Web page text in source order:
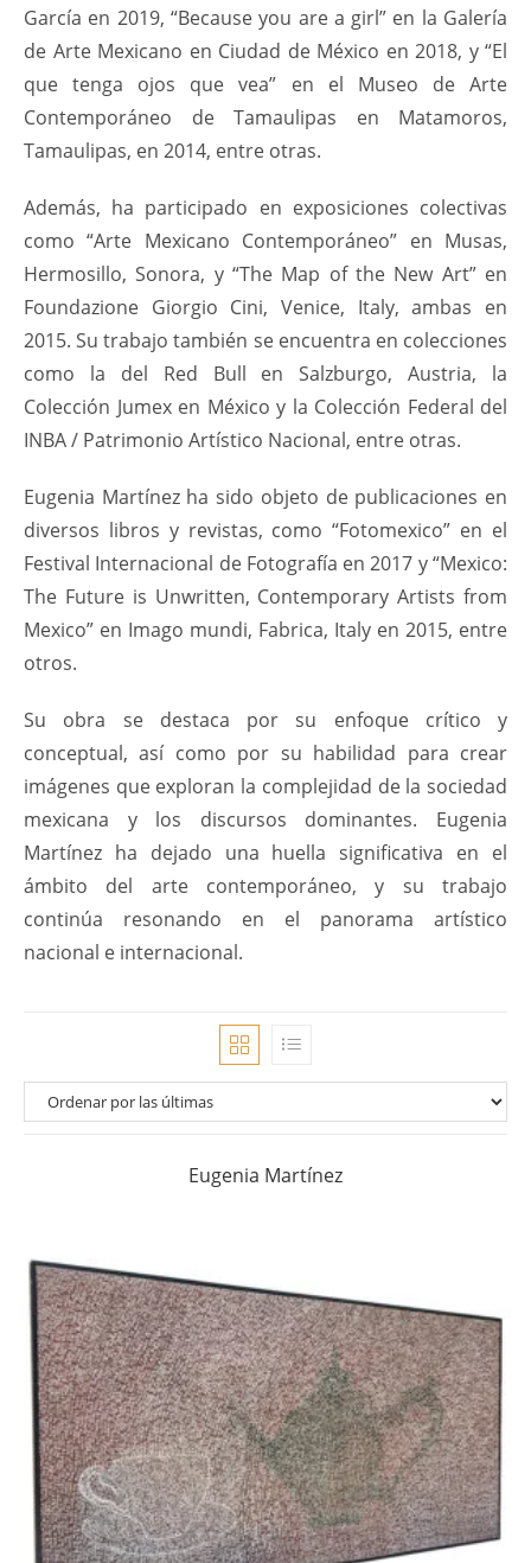
García en 2019, “Because you are a girl” en la Galería
de Arte Mexicano en Ciudad de México en 2018, y “El
que tenga ojos que vea” en el Museo de Arte
Contemporáneo de Tamaulipas en Matamoros,
Tamaulipas, en 2014, entre otras.
Además, ha participado en exposiciones colectivas
como “Arte Mexicano Contemporáneo” en Musas,
Hermosillo, Sonora, y “The Map of the New Art” en
Foundazione Giorgio Cini, Venice, Italy, ambas en
2015. Su trabajo también se encuentra en colecciones
como la del Red Bull en Salzburgo, Austria, la
Colección Jumex en México y la Colección Federal del
INBA / Patrimonio Artístico Nacional, entre otras.
Eugenia Martínez ha sido objeto de publicaciones en
diversos libros y revistas, como “Fotomexico” en el
Festival Internacional de Fotografía en 2017 y “Mexico:
The Future is Unwritten, Contemporary Artists from
Mexico” en Imago mundi, Fabrica, Italy en 2015, entre
otros.
Su obra se destaca por su enfoque crítico y
conceptual, así como por su habilidad para crear
imágenes que exploran la complejidad de la sociedad
mexicana y los discursos dominantes. Eugenia
Martínez ha dejado una huella significativa en el
ámbito del arte contemporáneo, y su trabajo
continúa resonando en el panorama artístico
nacional e internacional.
Eugenia Martínez